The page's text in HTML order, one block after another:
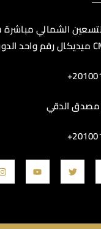
الشمالي مباشرة